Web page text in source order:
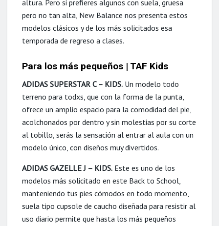
altura. Pero si prefieres algunos con suela, gruesa
pero no tan alta, New Balance nos presenta estos
modelos clásicos y de los más solicitados esa
temporada de regreso a clases.
Para los más pequeños | TAF Kids
ADIDAS SUPERSTAR C – KIDS. Un modelo todo
terreno para todxs, que con la forma de la punta,
ofrece un amplio espacio para la comodidad del pie,
acolchonados por dentro y sin molestias por su corte
al tobillo, serás la sensación al entrar al aula con un
modelo único, con diseños muy divertidos.
ADIDAS GAZELLE J – KIDS. Este es uno de los
modelos más solicitado en este Back to School,
manteniendo tus pies cómodos en todo momento,
suela tipo cupsole de caucho diseñada para resistir al
uso diario permite que hasta los más pequeños